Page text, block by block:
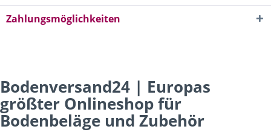
Zahlungsmöglichkeiten
Bodenversand24 | Europas
größter Onlineshop für
Bodenbeläge und Zubehör